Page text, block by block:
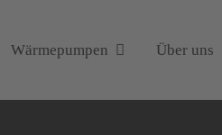
Wärmepumpen Über uns